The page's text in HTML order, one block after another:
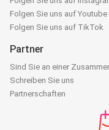
Folgen Sie uns auf Youtube
Folgen Sie uns auf TikTok
Partner
Sind Sie an einer
Schreiben Sie uns
Partnerschaften